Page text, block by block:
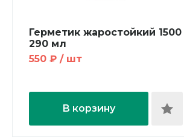
Герметик жаростойкий 1500
290 мл
550 ₽ / шт
В корзину